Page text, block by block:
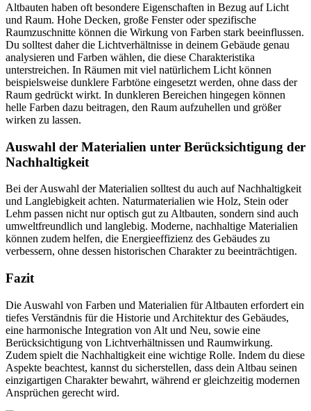
Altbauten haben oft besondere Eigenschaften in Bezug auf Licht
und Raum. Hohe Decken, große Fenster oder spezifische
Raumzuschnitte können die Wirkung von Farben stark beeinflussen.
Du solltest daher die Lichtverhältnisse in deinem Gebäude genau
analysieren und Farben wählen, die diese Charakteristika
unterstreichen. In Räumen mit viel natürlichem Licht können
beispielsweise dunklere Farbtöne eingesetzt werden, ohne dass der
Raum gedrückt wirkt. In dunkleren Bereichen hingegen können
helle Farben dazu beitragen, den Raum aufzuhellen und größer
wirken zu lassen.
Auswahl der Materialien unter Berücksichtigung der
Nachhaltigkeit
Bei der Auswahl der Materialien solltest du auch auf Nachhaltigkeit
und Langlebigkeit achten. Naturmaterialien wie Holz, Stein oder
Lehm passen nicht nur optisch gut zu Altbauten, sondern sind auch
umweltfreundlich und langlebig. Moderne, nachhaltige Materialien
können zudem helfen, die Energieeffizienz des Gebäudes zu
verbessern, ohne dessen historischen Charakter zu beeinträchtigen.
Fazit
Die Auswahl von Farben und Materialien für Altbauten erfordert ein
tiefes Verständnis für die Historie und Architektur des Gebäudes,
eine harmonische Integration von Alt und Neu, sowie eine
Berücksichtigung von Lichtverhältnissen und Raumwirkung.
Zudem spielt die Nachhaltigkeit eine wichtige Rolle. Indem du diese
Aspekte beachtest, kannst du sicherstellen, dass dein Altbau seinen
einzigartigen Charakter bewahrt, während er gleichzeitig modernen
Ansprüchen gerecht wird.